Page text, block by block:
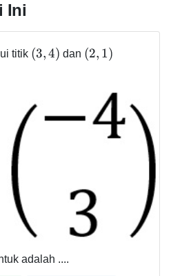
Ini
titik (3,4) dan (2, 1)
adalah ....